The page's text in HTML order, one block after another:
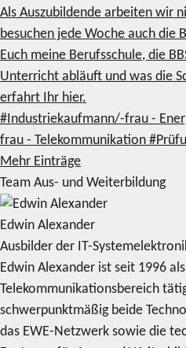
Als Auszubildende arbeiten wir
besuchen jede Woche auch die
Euch meine Berufsschule, die
Unterricht abläuft und was die
erfahrt Ihr hier.
#Industriekaufmann/-frau -
frau - Telekommunikation
Mehr Einträge
Team Aus- und Weiterbildung
Edwin Alexander
Ausbilder der IT-
Edwin Alexander ist seit 1996
Telekommunikationsbereich
schwerpunktmäßig beide
das EWE-Netzwerk sowie die